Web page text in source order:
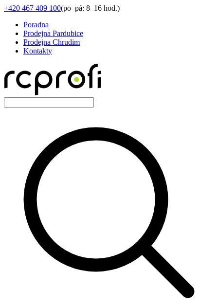
+420 467 409 100(po–pá: 8–16 hod.)
Poradna
Prodejna Pardubice
Prodejna Chrudim
Kontakty